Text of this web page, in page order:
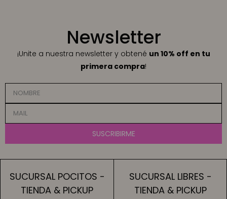
Newsletter
¡Unite a nuestra newsletter y obtené un 10% off en tu
primera compra!
SUSCRIBIRME
SUCURSAL POCITOS -
TIENDA & PICKUP
SUCURSAL LIBRES -
TIENDA & PICKUP